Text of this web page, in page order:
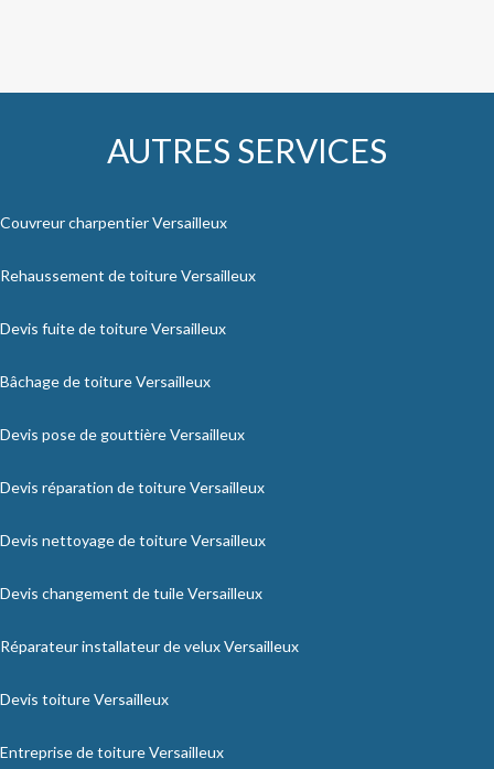
AUTRES SERVICES
Couvreur charpentier Versailleux
Rehaussement de toiture Versailleux
Devis fuite de toiture Versailleux
Bâchage de toiture Versailleux
Devis pose de gouttière Versailleux
Devis réparation de toiture Versailleux
Devis nettoyage de toiture Versailleux
Devis changement de tuile Versailleux
Réparateur installateur de velux Versailleux
Devis toiture Versailleux
Entreprise de toiture Versailleux